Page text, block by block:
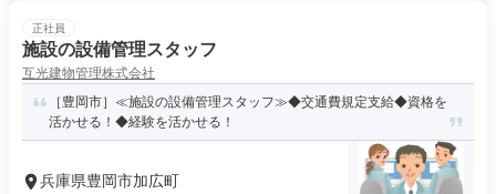
正社員
施設の設備管理スタッフ
互光建物管理株式会社
［豊岡市］≪施設の設備管理スタッフ≫◆交通費規定支給◆資格を
活かせる！◆経験を活かせる！
兵庫県豊岡市加広町